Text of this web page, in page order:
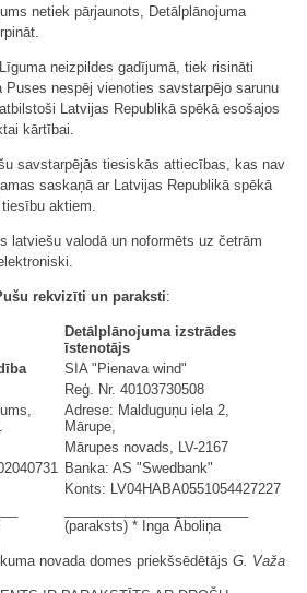
netiek pārjaunots, Detālplānojuma
neizpildes gadījumā, tiek risināti
nespēj vienoties savstarpējo sarunu
Latvijas Republikā spēkā esošajos
kārtībai.
savstarpējās tiesiskās attiecības, kas nav
saskaņā ar Latvijas Republikā spēkā
aktiem.
latviešu valodā un noformēts uz četrām
rekvizīti un paraksti:
Detālplānojuma izstrādes
īstenotājs
SIA "Pienava wind"
Reģ. Nr. 40103730508
Adrese: Malduguņu iela 2,
Mārupe,
Mārupes novads, LV-2167
Banka: AS "Swedbank"
Konts: LV04HABA0551054427227
(paraksts) * Inga Āboliņa
novada domes priekšsēdētājs G. Važa